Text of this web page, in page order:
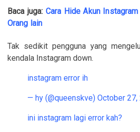
Baca juga: Cara Hide Akun
Orang lain
Tak sedikit pengguna yang
kendala Instagram down.
instagram error ih
— hy (@queenskve) October 27,
ini instagram lagi error kah?